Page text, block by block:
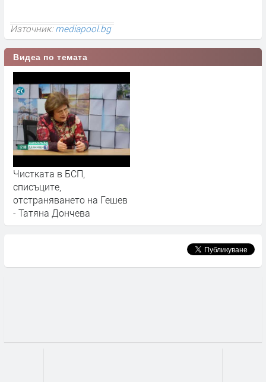
Източник:mediapool.bg
Видеа по темата
Чистката в БСП,
списъците,
отстраняването на Гешев
- Татяна Дончева